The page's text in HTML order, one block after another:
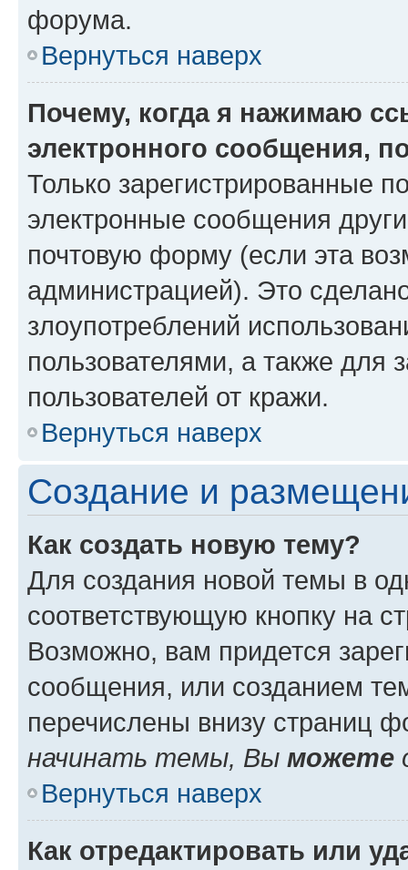
форума.
Вернуться наверх
Почему, когда я нажимаю
электронного сообщения,
Только зарегистрированные
электронные сообщения
почтовую форму (если эта
администрацией). Это
злоупотреблений
пользователями, а также для
пользователей от кражи.
Вернуться наверх
Создание и
Как создать новую тему?
Для создания новой темы в
соответствующую кнопку на
Возможно, вам придется
сообщения, или созданием
перечислены внизу страниц
начинать темы, Вы можете
Вернуться наверх
Как отредактировать или